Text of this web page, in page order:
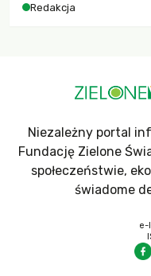
Redakcja
Niezależny portal
Fundację Zielone
społeczeństwie,
świadome
e-